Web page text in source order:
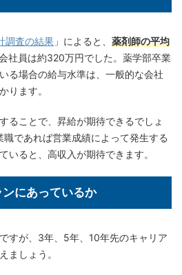
調査の結果 」によると、 薬剤師の平均
会社員は約320万円でした。薬学部卒業
る場合の給与水準は、一般的な会社
ります。
ることで、昇給が期待できるでしょ
職であれば営業成績によって発生する
いると、高収入が期待できます。
にあっているか
すが、3年、5年、10年先のキャリア
ましょう。